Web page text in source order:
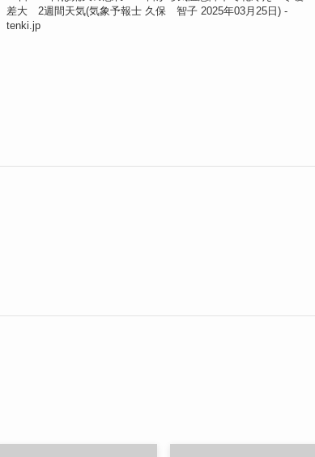
差大 2週間天気(気象予報士 久保 智子 2025年03月25日) -
tenki.jp